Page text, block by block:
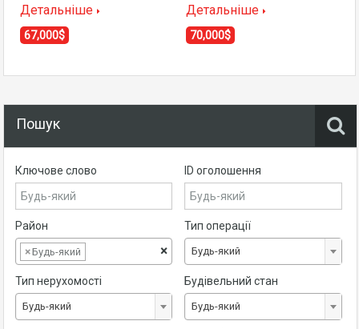
Детальніше
67,000$
Детальніше
70,000$
Пошук
Ключове слово ID оголошення
Район
×
×Будь-який
Тип операції
Будь-який
Тип нерухомості
Будь-який
Будівельний стан
Будь-який